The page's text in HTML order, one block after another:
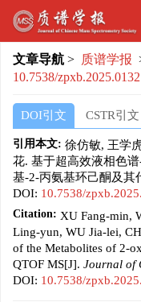
文章导航 > 质谱学报
10.7538/zpxb.2025.0132
DOI引文 CSTR引文
引用本文: 徐仿敏, 王学
花. 基于超高效液相色
基-2-丙氨基环己酮及其
DOI: 10.7538/
Citation: XU Fang-min,
Ling-yun, WU Jia-lei,
of the Metabolites of 2-
QTOF MS[J]. Journal of
DOI: 10.7538/